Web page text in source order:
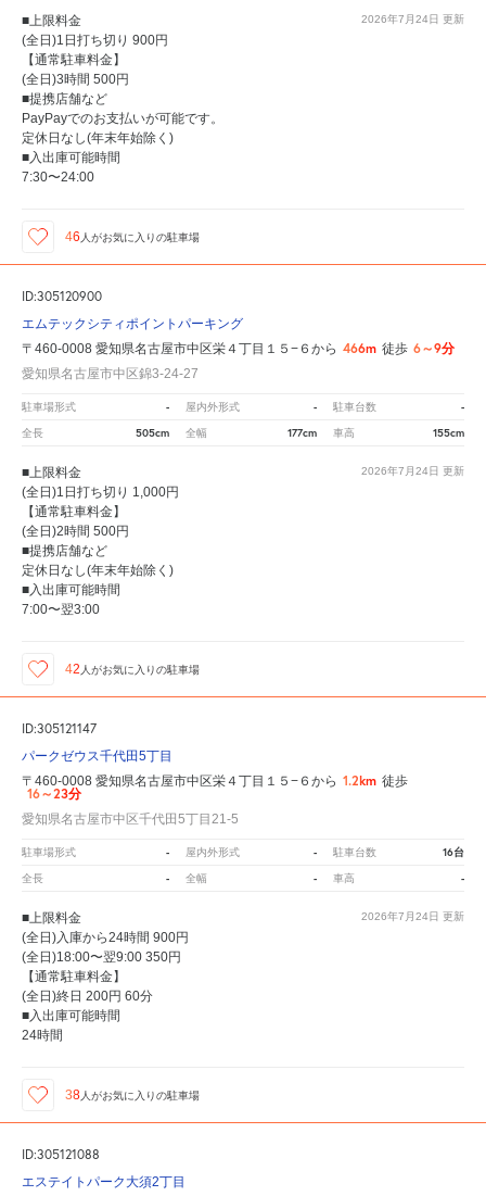
2026年7月24日 更新
■上限料金
(全日)1日打ち切り 900円
【通常駐車料金】
(全日)3時間 500円
■提携店舗など
PayPayでのお支払いが可能です。
定休日なし(年末年始除く)
■入出庫可能時間
7:30〜24:00
46 人がお気に入りの駐車場
ID:305120900
エムテックシティポイントパーキング
〒460-0008 愛知県名古屋市中区栄４丁目１５−６から 466m 徒歩 6～9分
愛知県名古屋市中区錦3-24-27
駐車場形式 - 屋内外形式 - 駐車台数 -
全長 505cm 全幅 177cm 車高 155cm
2026年7月24日 更新
■上限料金
(全日)1日打ち切り 1,000円
【通常駐車料金】
(全日)2時間 500円
■提携店舗など
定休日なし(年末年始除く)
■入出庫可能時間
7:00〜翌3:00
42 人がお気に入りの駐車場
ID:305121147
パークゼウス千代田5丁目
〒460-0008 愛知県名古屋市中区栄４丁目１５−６から 1.2km 徒歩
16～23分
愛知県名古屋市中区千代田5丁目21-5
駐車場形式 - 屋内外形式 - 駐車台数 16台
全長 - 全幅 - 車高 -
2026年7月24日 更新
■上限料金
(全日)入庫から24時間 900円
(全日)18:00〜翌9:00 350円
【通常駐車料金】
(全日)終日 200円 60分
■入出庫可能時間
24時間
38 人がお気に入りの駐車場
ID:305121088
エステイトパーク大須2丁目